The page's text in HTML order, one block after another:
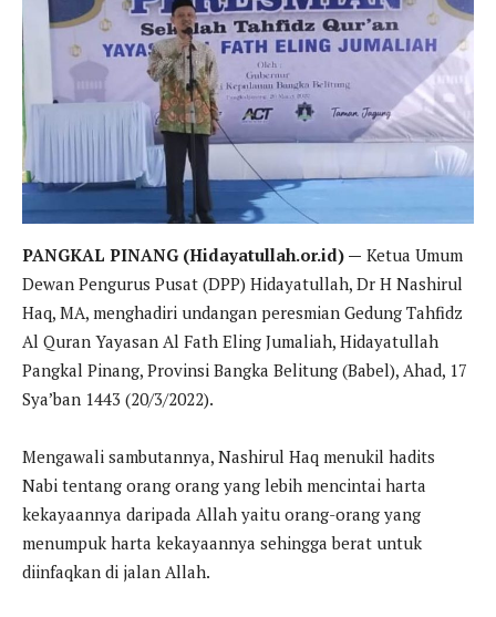
PANGKAL PINANG (Hidayatullah.or.id) — Ketua Umum
Dewan Pengurus Pusat (DPP) Hidayatullah, Dr H Nashirul
Haq, MA, menghadiri undangan peresmian Gedung Tahfidz
Al Quran Yayasan Al Fath Eling Jumaliah, Hidayatullah
Pangkal Pinang, Provinsi Bangka Belitung (Babel), Ahad, 17
Sya’ban 1443 (20/3/2022).
Mengawali sambutannya, Nashirul Haq menukil hadits
Nabi tentang orang orang yang lebih mencintai harta
kekayaannya daripada Allah yaitu orang-orang yang
menumpuk harta kekayaannya sehingga berat untuk
diinfaqkan di jalan Allah.